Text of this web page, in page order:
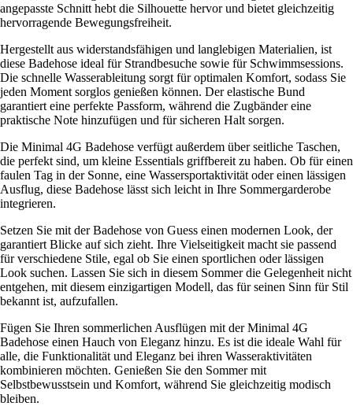
angepasste Schnitt hebt die Silhouette hervor und bietet gleichzeitig
hervorragende Bewegungsfreiheit.
Hergestellt aus widerstandsfähigen und langlebigen Materialien, ist
diese Badehose ideal für Strandbesuche sowie für Schwimmsessions.
Die schnelle Wasserableitung sorgt für optimalen Komfort, sodass Sie
jeden Moment sorglos genießen können. Der elastische Bund
garantiert eine perfekte Passform, während die Zugbänder eine
praktische Note hinzufügen und für sicheren Halt sorgen.
Die Minimal 4G Badehose verfügt außerdem über seitliche Taschen,
die perfekt sind, um kleine Essentials griffbereit zu haben. Ob für einen
faulen Tag in der Sonne, eine Wassersportaktivität oder einen lässigen
Ausflug, diese Badehose lässt sich leicht in Ihre Sommergarderobe
integrieren.
Setzen Sie mit der Badehose von Guess einen modernen Look, der
garantiert Blicke auf sich zieht. Ihre Vielseitigkeit macht sie passend
für verschiedene Stile, egal ob Sie einen sportlichen oder lässigen
Look suchen. Lassen Sie sich in diesem Sommer die Gelegenheit nicht
entgehen, mit diesem einzigartigen Modell, das für seinen Sinn für Stil
bekannt ist, aufzufallen.
Fügen Sie Ihren sommerlichen Ausflügen mit der Minimal 4G
Badehose einen Hauch von Eleganz hinzu. Es ist die ideale Wahl für
alle, die Funktionalität und Eleganz bei ihren Wasseraktivitäten
kombinieren möchten. Genießen Sie den Sommer mit
Selbstbewusstsein und Komfort, während Sie gleichzeitig modisch
bleiben.